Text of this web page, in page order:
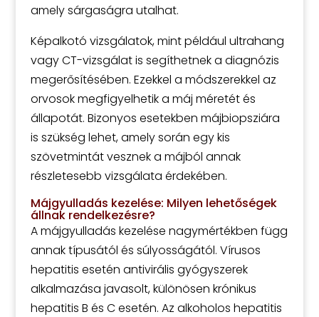
amely sárgaságra utalhat.
Képalkotó vizsgálatok, mint például ultrahang
vagy CT-vizsgálat is segíthetnek a diagnózis
megerősítésében. Ezekkel a módszerekkel az
orvosok megfigyelhetik a máj méretét és
állapotát. Bizonyos esetekben májbiopsziára
is szükség lehet, amely során egy kis
szövetmintát vesznek a májból annak
részletesebb vizsgálata érdekében.
Májgyulladás kezelése: Milyen lehetőségek
állnak rendelkezésre?
A májgyulladás kezelése nagymértékben függ
annak típusától és súlyosságától. Vírusos
hepatitis esetén antivirális gyógyszerek
alkalmazása javasolt, különösen krónikus
hepatitis B és C esetén. Az alkoholos hepatitis